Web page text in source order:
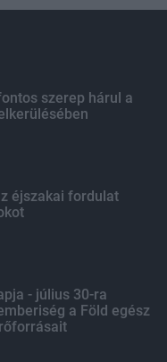
szerep hárul a
éjszakai fordulat
- július 30-ra
a Föld egész